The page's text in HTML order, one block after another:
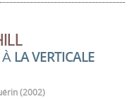
LA VERTICALE
(2002)